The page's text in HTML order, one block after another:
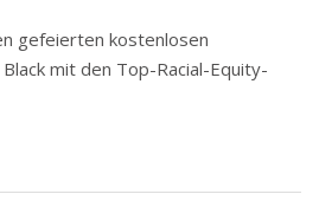
gefeierten kostenlosen
mit den Top-Racial-Equity-